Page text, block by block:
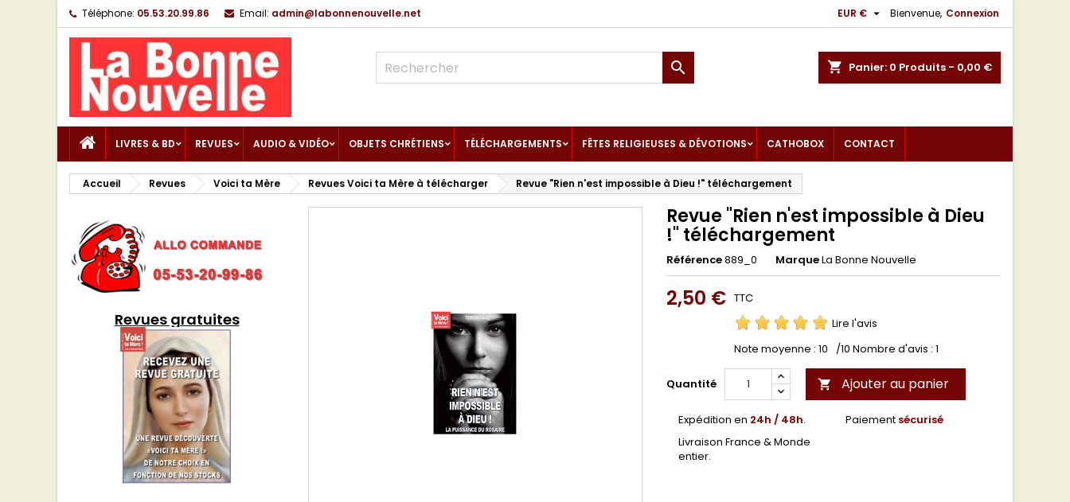
Téléphone: 05.53.20.99.86 Email: admin@labonnenouvelle.net Bienvenue, Connexion
EUR € 
shopping_cart Panier: 0 Produits - 0,00 €

LIVRES & BD REVUES AUDIO & VIDÉO OBJETS CHRÉTIENS TÉLÉCHARGEMENTS FÊTES RELIGIEUSES & DÉVOTIONS CATHOBOX CONTACT
Accueil Revues Voici ta Mère Revues Voici ta Mère à télécharger Revue "Rien n'est impossible à Dieu !" téléchargement
Revues gratuites
Revue "Rien n'est impossible à Dieu
!" téléchargement
Référence889_0 MarqueLa Bonne Nouvelle
2,50 € TTC
Lire l'avis
Note moyenne : 10 /10 Nombre d'avis : 1
Quantité  Ajouter au panier
Expédition en 24h / 48h.
Livraison France & Monde
entier.
Paiement sécurisé